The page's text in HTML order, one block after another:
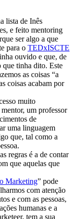
lista de Inês
e feito mentoring
ser algo a que
para o TEDxISCTE
ouvido e que, de
que tinha dito. Este
as coisas “a
coisas acabam por
muito
um professor
de
uma linguagem
que, tal como a
regras é a de contar
que aquelas que
Marketing” pode
com atenção
e com as pessoas,
humanas e a
tem a sua